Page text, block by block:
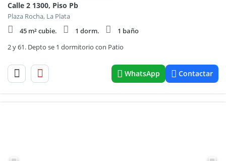
Calle 2 1300, Piso Pb
Plaza Rocha, La Plata
45 m² cubie.
1 dorm.
1 baño
2 y 61. Depto se 1 dormitorio con Patio
WhatsApp Contactar